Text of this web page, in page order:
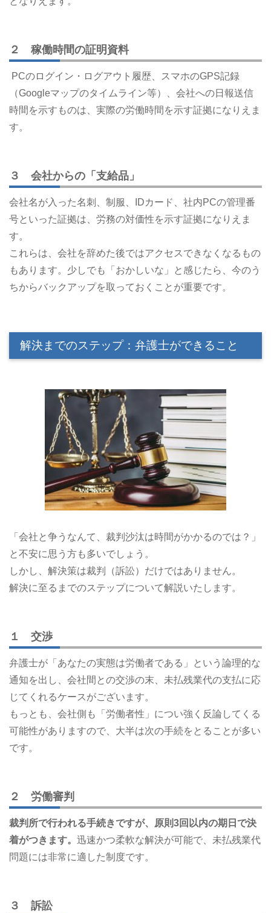
２ 稼働時間の証明資料
PCのログイン・ログアウト履歴、スマホのGPS記録
（Googleマップのタイムライン等）、会社への日報送信
時間を示すものは、実際の労働時間を示す証拠になりえま
す。
３ 会社からの「支給品」
会社名が入った名刺、制服、IDカード、社内PCの管理番
号といった証拠は、労務の対価性を示す証拠になりえま
す。
これらは、会社を辞めた後ではアクセスできなくなるもの
もあります。少しでも「おかしいな」と感じたら、今のう
ちからバックアップを取っておくことが重要です。
解決までのステップ：弁護士ができること
「会社と争うなんて、裁判沙汰は時間がかかるのでは？」
と不安に思う方も多いでしょう。
しかし、解決策は裁判（訴訟）だけではありません。
解決に至るまでのステップについて解説いたします。
１ 交渉
弁護士が「あなたの実態は労働者である」という論理的な
通知を出し、会社間との交渉の末、未払残業代の支払に応
じてくれるケースがございます。
もっとも、会社側も「労働者性」につい強く反論してくる
可能性がありますので、大半は次の手続をとることが多い
です。
２ 労働審判
裁判所で行われる手続きですが、原則3回以内の期日で決
着がつきます。 迅速かつ柔軟な解決が可能で、未払残業代
問題には非常に適した制度です。
３ 訴訟